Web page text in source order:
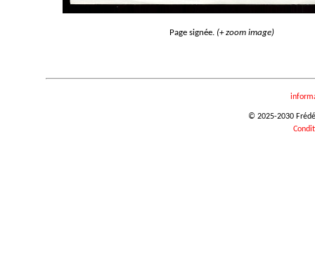
Page signée. (+ zoom image)
© 2025-2030